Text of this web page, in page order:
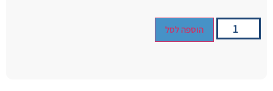
הוספה לסל